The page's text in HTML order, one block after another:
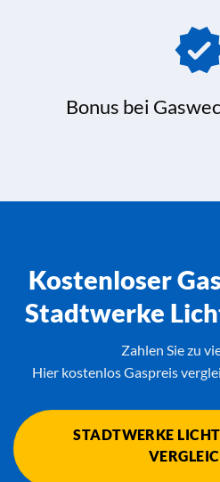
Bonus bei
Kostenloser
Stadtwerke
Zahlen Sie zu
Hier kostenlos Gaspreis
STADTWERKE